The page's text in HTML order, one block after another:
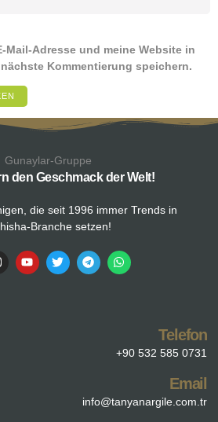
Mail-Adresse und meine Website in
Kommentierung speichern.
den Geschmack der Welt!
die seit 1996 immer Trends in
Branche setzen!
Telefon
+90 532 585 0731
Email
info@tanyanargile.com.tr